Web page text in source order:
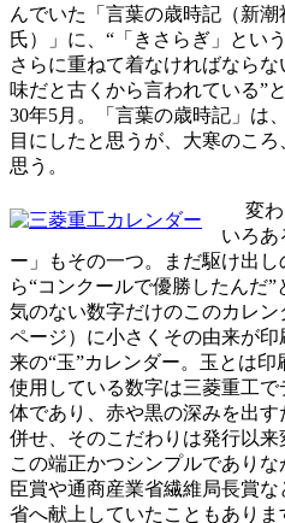
んでいた「言葉の歳時記（新
氏）」に、“「きさらぎ」とい
さらに重ねて着なければなら
味だと古くから言われている”
30年5月。「言葉の歳時記」は
目にしたと思うが、大寒のこ
思う。
変
いろあ
ー」もその一つ。まだ駆け出
ら“コンクールで優勝したんだ
気のない数字だけのこのカレ
ページ）に小さくその由来が
来の“玉”カレンダー。玉とは印
使用している数字は三菱重工
体であり、赤や黒の深みを出
併せ、そのこだわりは発行以来
この端正かつシンプルであり
臣賞や通商産業省繊維局長賞
省へ献上していたこともあり